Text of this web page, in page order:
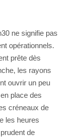
ne signifie pas
opérationnels.
prête dès
les rayons
ouvrir un peu
place des
créneaux de
les heures
de